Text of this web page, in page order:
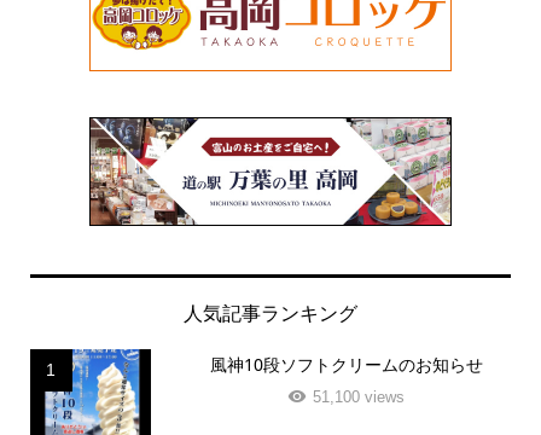
人気記事ランキング
1 風神10段ソフトクリームのお知らせ
51,100 views